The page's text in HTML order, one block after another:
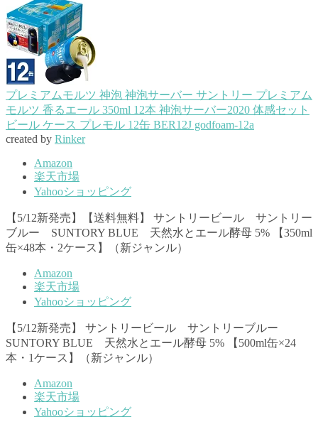
プレミアムモルツ 神泡 神泡サーバー サントリー プレミアム
モルツ 香るエール 350ml 12本 神泡サーバー2020 体感セット
ビール ケース プレモル 12缶 BER12J godfoam-12a
created by Rinker
Amazon
楽天市場
Yahooショッピング
【5/12新発売】【送料無料】 サントリービール サントリー
ブルー SUNTORY BLUE 天然水とエール酵母 5% 【350ml
缶×48本・2ケース】（新ジャンル）
Amazon
楽天市場
Yahooショッピング
【5/12新発売】 サントリービール サントリーブルー
SUNTORY BLUE 天然水とエール酵母 5% 【500ml缶×24
本・1ケース】（新ジャンル）
Amazon
楽天市場
Yahooショッピング